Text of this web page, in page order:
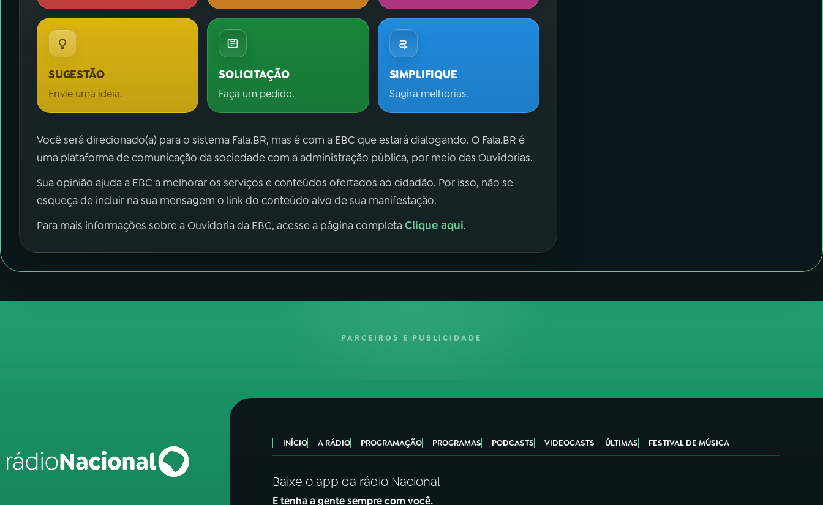
SUGESTÃO
Envie uma ideia.
SOLICITAÇÃO
Faça um pedido.
SIMPLIFIQUE
Sugira melhorias.
Você será direcionado(a) para o sistema Fala.BR, mas é com a EBC que estará dialogando. O Fala.BR é
uma plataforma de comunicação da sociedade com a administração pública, por meio das Ouvidorias.
Sua opinião ajuda a EBC a melhorar os serviços e conteúdos ofertados ao cidadão. Por isso, não se
esqueça de incluir na sua mensagem o link do conteúdo alvo de sua manifestação.
Para mais informações sobre a Ouvidoria da EBC, acesse a página completaClique aqui.
PARCEIROS E PUBLICIDADE
INÍCIO A RÁDIO PROGRAMAÇÃO PROGRAMAS PODCASTS VIDEOCASTS ÚLTIMAS FESTIVAL DE MÚSICA
Baixe o app da rádio Nacional
E tenha a gente sempre com você.